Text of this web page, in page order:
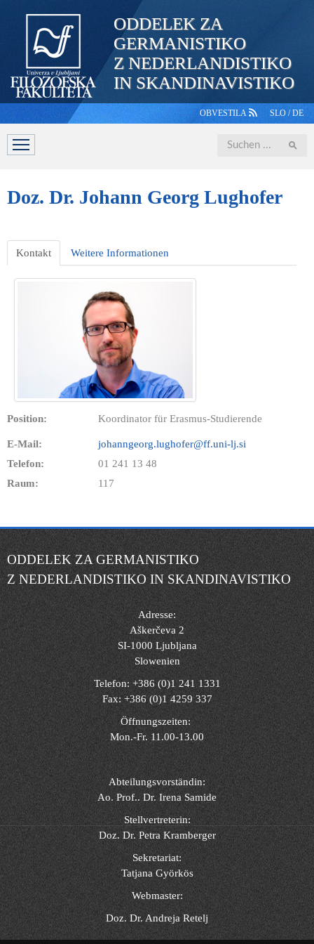
ODDELEK ZA
GERMANISTIKO
Z NEDERLANDISTIKO
IN SKANDINAVISTIKO
OBVESTILA SLO /DE
ABTEILUNG STUDIERENDE
Iskanje
Doz. Dr. Johann Georg Lughofer
Kontakt Weitere Informationen
Position: Koordinator für Erasmus-Studierende
E-Mail:
johanngeorg.lughofer@ff.uni-lj.si
Telefon:
01 241 13 48
Raum:
117
ODDELEK ZA GERMANISTIKO
Z NEDERLANDISTIKO IN SKANDINAVISTIKO
Adresse:
Aškerčeva 2
SI-1000 Ljubljana
Slowenien
Telefon: +386 (0)1 241 1331
Fax: +386 (0)1 4259 337
Öffnungszeiten:
Mon.-Fr. 11.00-13.00
Abteilungsvorständin:
Ao. Prof.. Dr. Irena Samide
Stellvertreterin:
Doz. Dr. Petra Kramberger
Sekretariat:
Tatjana Györkös
Webmaster:
Doz. Dr. Andreja Retelj